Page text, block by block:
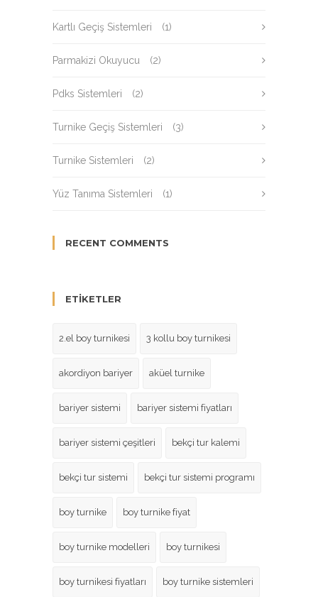
Kartlı Geçiş Sistemleri (1)
Parmakizi Okuyucu (2)
Pdks Sistemleri (2)
Turnike Geçiş Sistemleri (3)
Turnike Sistemleri (2)
Yüz Tanıma Sistemleri (1)
RECENT COMMENTS
ETIKETLER
2.el boy turnikesi 3 kollu boy turnikesi
akordiyon bariyer aküel turnike
bariyer sistemi bariyer sistemi fiyatları
bariyer sistemi çeşitleri bekçi tur kalemi
bekçi tur sistemi bekçi tur sistemi programı
boy turnike boy turnike fiyat
boy turnike modelleri boy turnikesi
boy turnikesi fiyatları boy turnike sistemleri